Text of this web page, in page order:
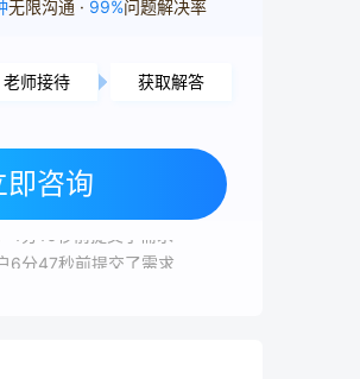
无限沟通 99%问题解决率
老师接待 获取解答
即咨询
2分32秒前提交了需求
6分54秒前提交了需求
1分16秒前提交了需求
6分47秒前提交了需求